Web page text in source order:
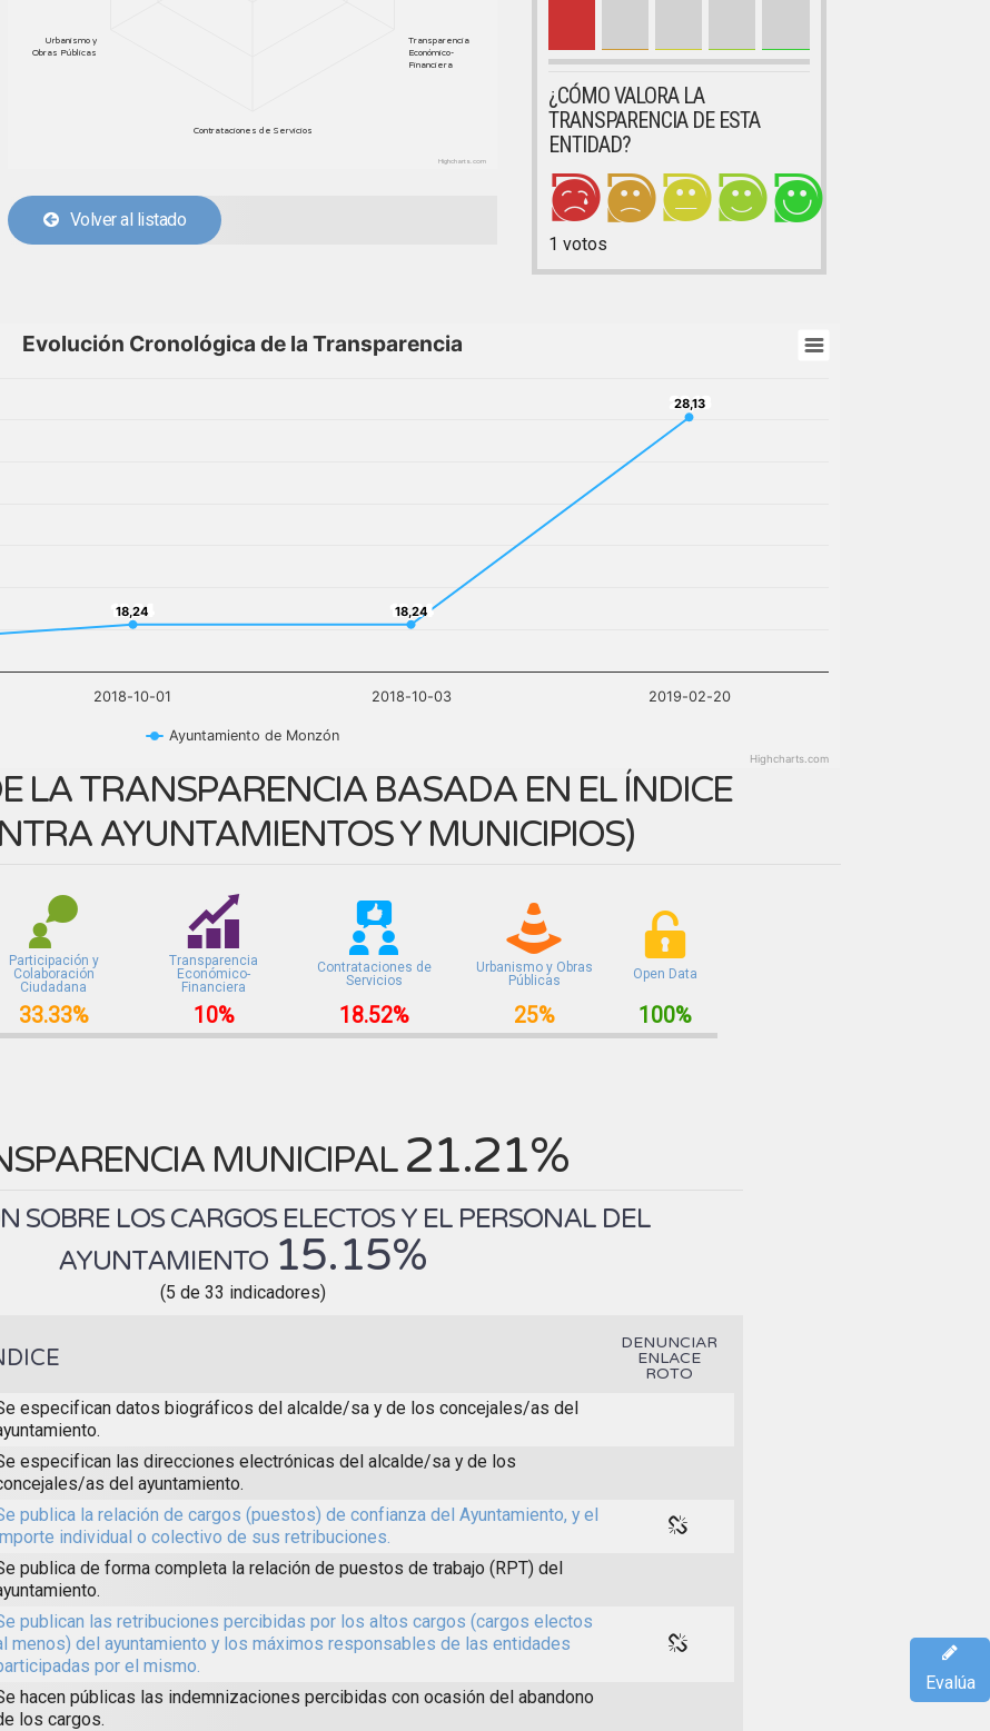
Transparencia
Económico-
Financiera
Contrataciones de Servicios
Urbanismo y
Obras Públicas
Highcharts.com
Volver al listado
¿CÓMO VALORA LA
TRANSPARENCIA DE ESTA
ENTIDAD?
1 votos
Evolución Cronológica de la Transparencia
18,24
18,24 18,24
18,24
28,13
28,13
Ayuntamiento de Monzón
2018-10-01 2018-10-03 2019-02-20
Highcharts.com
LA TRANSPARENCIA BASADA EN EL ÍNDICE
AYUNTAMIENTOS Y MUNICIPIOS)
Participación y
Colaboración
Ciudadana
33.33%
Transparencia
Económico-
Financiera
10%
Contrataciones de
Servicios
18.52%
Urbanismo y Obras
Públicas
25%
Open Data
100%
MUNICIPAL 21.21%
SOBRE LOS CARGOS ELECTOS Y EL PERSONAL DEL
AYUNTAMIENTO 15.15%
(5 de 33 indicadores)
DENUNCIAR
ENLACE
ROTO
especifican datos biográficos del alcalde/sa y de los concejales/as del
especifican las direcciones electrónicas del alcalde/sa y de los
as del ayuntamiento.
publica la relación de cargos (puestos) de confianza del Ayuntamiento, y el
individual o colectivo de sus retribuciones.
publica de forma completa la relación de puestos de trabajo (RPT) del
publican las retribuciones percibidas por los altos cargos (cargos electos
menos) del ayuntamiento y los máximos responsables de las entidades
por el mismo.
hacen públicas las indemnizaciones percibidas con ocasión del abandono
los cargos.
Evalúa